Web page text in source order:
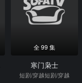
全 99 集
寒门枭士
短剧/穿越短剧/穿越